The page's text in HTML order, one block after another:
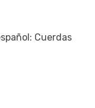
Cuerdas